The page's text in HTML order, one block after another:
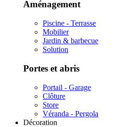
Aménagement
Piscine - Terrasse
Mobilier
Jardin & barbecue
Solution
Portes et abris
Portail - Garage
Clôture
Store
Véranda - Pergola
Décoration